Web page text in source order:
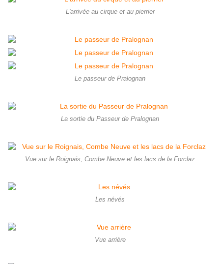
L'arrivée au cirque et au pierrier
Le passeur de Pralognan
La sortie du Passeur de Pralognan
Vue sur le Roignais, Combe Neuve et les lacs de la Forclaz
Les névés
Vue arrière